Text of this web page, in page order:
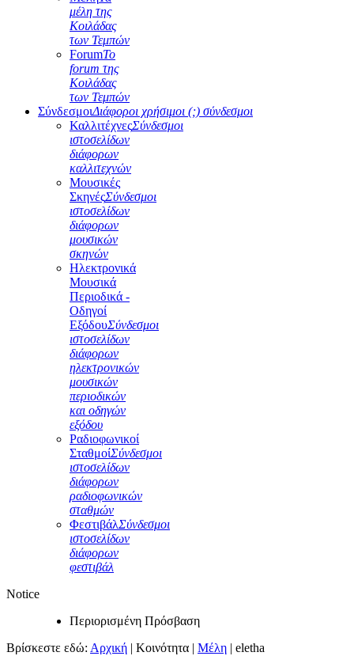
μέλη της
Κοιλάδας
των Τεμπών
ForumΤο
forum της
Κοιλάδας
των Τεμπών
ΣύνδεσμοιΔιάφοροι χρήσιμοι (;) σύνδεσμοι
ΚαλλιτέχνεςΣύνδεσμοι
ιστοσελίδων
διάφορων
καλλιτεχνών
Μουσικές
ΣκηνέςΣύνδεσμοι
ιστοσελίδων
διάφορων
μουσικών
σκηνών
Ηλεκτρονικά
Μουσικά
Περιοδικά -
Οδηγοί
ΕξόδουΣύνδεσμοι
ιστοσελίδων
διάφορων
ηλεκτρονικών
μουσικών
περιοδικών
και οδηγών
εξόδου
Ραδιοφωνικοί
ΣταθμοίΣύνδεσμοι
ιστοσελίδων
διάφορων
ραδιοφωνικών
σταθμών
ΦεστιβάλΣύνδεσμοι
ιστοσελίδων
διάφορων
φεστιβάλ
Notice
Περιορισμένη Πρόσβαση
Βρίσκεστε εδώ: Αρχική | Κοινότητα | Μέλη | eletha